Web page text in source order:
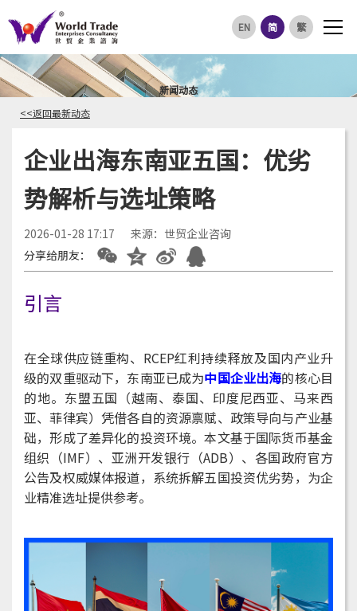
EN 简 繁
新闻动态
<<返回最新动态
企业出海东南亚五国：优劣
势解析与选址策略
2026-01-28 17:17
来源：世贸企业咨询
分享给朋友：
引言
在全球供应链重构、RCEP红利持续释放及国内产业升
级的双重驱动下，东南亚已成为中国企业出海的核心目
的地。东盟五国（越南、泰国、印度尼西亚、马来西
亚、菲律宾）凭借各自的资源禀赋、政策导向与产业基
础，形成了差异化的投资环境。本文基于国际货币基金
组织（IMF）、亚洲开发银行（ADB）、各国政府官方
公告及权威媒体报道，系统拆解五国投资优劣势，为企
业精准选址提供参考。